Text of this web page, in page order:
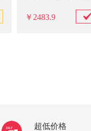
￥2483.9
超低价格